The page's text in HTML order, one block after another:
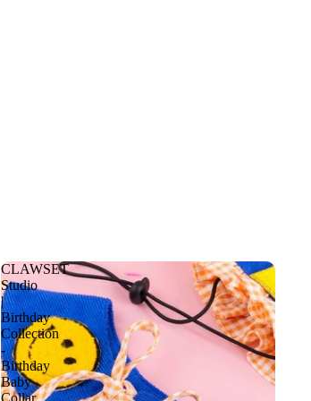
CLAWSET
Studio
|
Birthday
Collection
-
Birthday
Baby
Collar